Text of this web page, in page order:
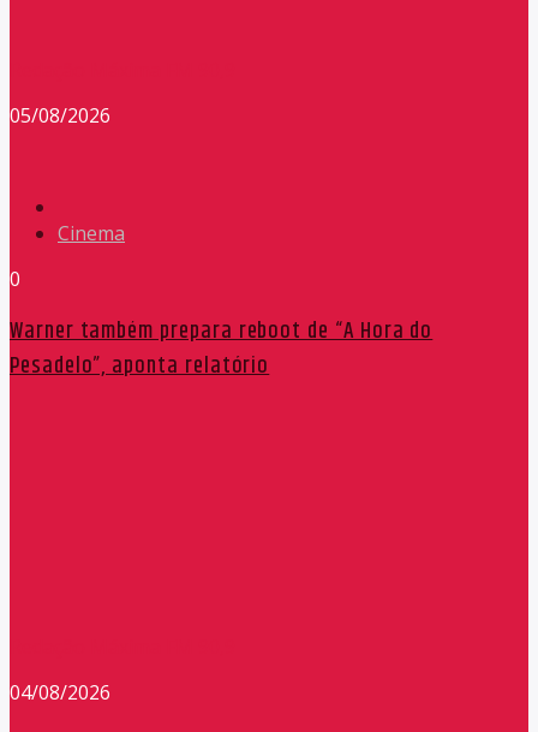
05/08/2026
Cinema
0
Warner também prepara reboot de “A Hora do
Pesadelo”, aponta relatório
04/08/2026